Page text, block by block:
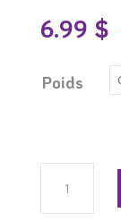
6.99 $
Poids
quantité
Réglisse